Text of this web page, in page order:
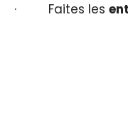
· Faites les